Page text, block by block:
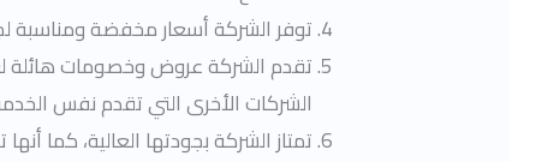
توفر الشركة أسعار مخفضة ومناسبة
تقدم الشركة عروض وخصومات هائلة
الشركات الأخرى التي تقدم نفس
تمتاز الشركة بجودتها العالية،